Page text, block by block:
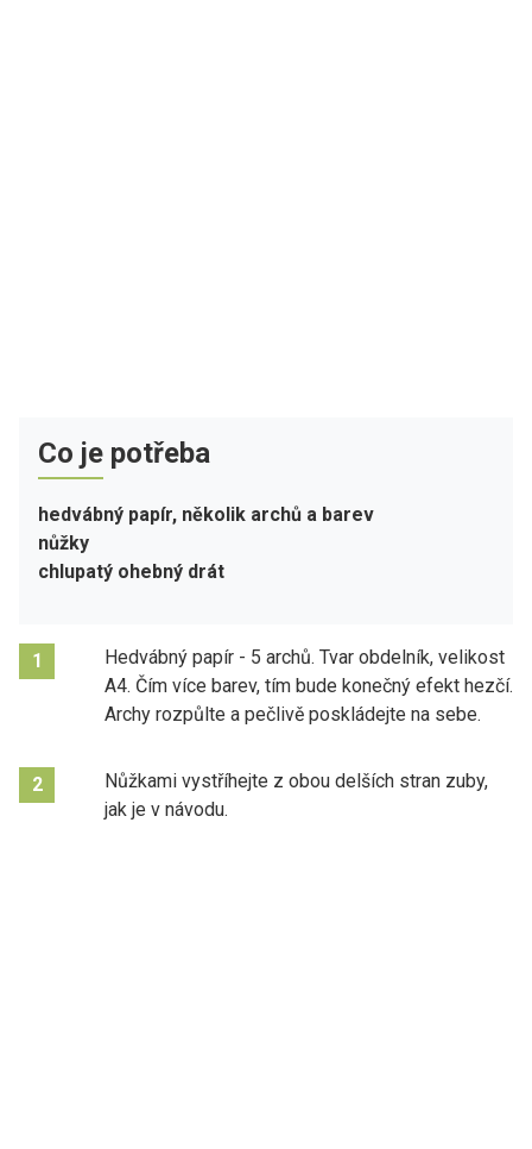
Co je potřeba
hedvábný papír, několik archů a barev
nůžky
chlupatý ohebný drát
1
Hedvábný papír - 5 archů. Tvar obdelník, velikost
A4. Čím více barev, tím bude konečný efekt hezčí.
Archy rozpůlte a pečlivě poskládejte na sebe.
2
Nůžkami vystříhejte z obou delších stran zuby,
jak je v návodu.